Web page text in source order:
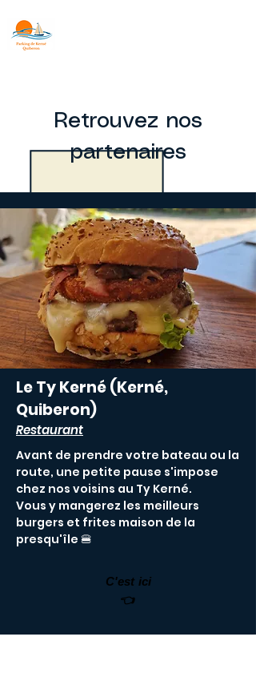
Retrouvez nos
partenaires
Le Ty Kerné (Kerné,
Quiberon)
Restaurant
Avant de prendre votre bateau ou la
route, une petite pause s'impose
chez nos voisins au Ty Kerné.
Vous y mangerez les meilleurs
burgers et frites maison de la
presqu'île 🍔
C'est ici
👈